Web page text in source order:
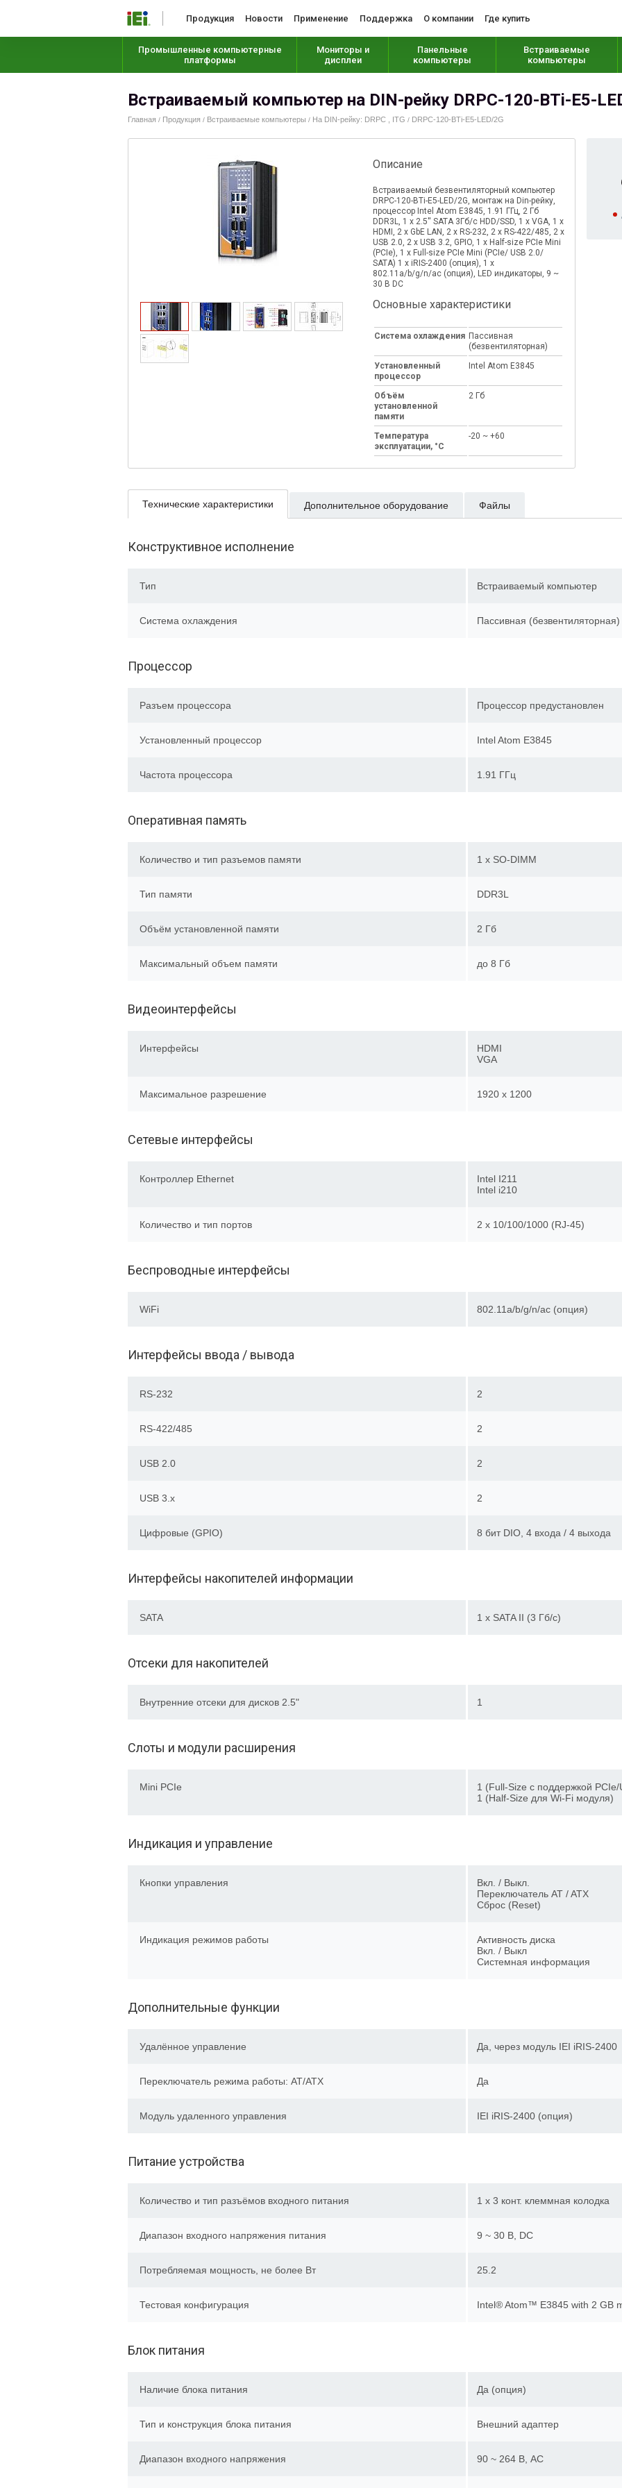
Продукция Новости Применение Поддержка О компании Где купить
Промышленные компьютерные
платформы
Мониторы и
дисплеи
Панельные
компьютеры
Встраиваемые
компьютеры
Встраиваемый компьютер на DIN-рейку DRPC-120-BTi-E5-
Главная / Продукция / Встраиваемые компьютеры / На DIN-рейку: DRPC , ITG / DRPC-120-BTi-E5-LED/2G
Описание
Встраиваемый безвентиляторный компьютер
DRPC-120-BTi-E5-LED/2G, монтаж на Din-рейку,
процессор Intel Atom E3845, 1.91 ГГц, 2 Гб
DDR3L, 1 x 2.5'' SATA 3Гб/с HDD/SSD, 1 х VGA, 1 х
HDMI, 2 x GbE LAN, 2 x RS-232, 2 x RS-422/485, 2 х
USB 2.0, 2 х USB 3.2, GPIO, 1 x Half-size PCIe Mini
(PCIe), 1 x Full-size PCIe Mini (PCIe/ USB 2.0/
SATA) 1 x iRIS-2400 (oпция), 1 x
802.11a/b/g/n/ac (oпция), LED индикаторы, 9 ~
30 В DC
Основные характеристики
Система охлаждения Пассивная
(безвентиляторная)
Установленный
процессор
Intel Atom E3845
Объём
установленной
памяти
2 Гб
Температура
эксплуатации, °C
-20 ~ +60
Технические характеристики Дополнительное оборудование Файлы
Конструктивное исполнение
Тип Встраиваемый компьютер
Система охлаждения Пассивная
Процессор
Разъем процессора Процессор предустановлен
Установленный процессор Intel Atom E3845
Частота процессора 1.91 ГГц
Оперативная память
Количество и тип разъемов памяти 1 x SO-DIMM
Тип памяти DDR3L
Объём установленной памяти 2 Гб
Максимальный объем памяти до 8 Гб
Видеоинтерфейсы
Интерфейсы
HDMI
VGA
Максимальное разрешение 1920 x 1200
Сетевые интерфейсы
Контроллер Ethernet
Intel I211
Intel i210
Количество и тип портов 2 х 10/100/1000 (RJ-45)
Беспроводные интерфейсы
WiFi 802.11a/b/g/n/ac (опция)
Интерфейсы ввода / вывода
RS-232 2
RS-422/485 2
USB 2.0 2
USB 3.x 2
Цифровые (GPIO) 8 бит DIO, 4 входа / 4 выхода
Интерфейсы накопителей информации
SATA 1 x SATA II (3 Гб/с)
Отсеки для накопителей
Внутренние отсеки для дисков 2.5" 1
Слоты и модули расширения
Mini PCIe
1 (Full-Size c поддержкой
1 (Half-Size для Wi-Fi
Индикация и управление
Кнопки управления
Вкл. / Выкл.
Переключатель AT / ATX
Сброс (Reset)
Индикация режимов работы
Активность диска
Вкл. / Выкл
Системная информация
Дополнительные функции
Удалённое управление Да, через модуль IEI iRIS-
Переключатель режима работы: AT/ATX Да
Модуль удаленного управления IEI iRIS-2400 (опция)
Питание устройства
Количество и тип разъёмов входного питания 1 x 3 конт. клеммная колодка
Диапазон входного напряжения питания 9 ~ 30 В, DC
Потребляемая мощность, не более Вт 25.2
Тестовая конфигурация Intel® Atom™ E3845 with 2 GB
Блок питания
Наличие блока питания Да (опция)
Тип и конструкция блока питания Внешний адаптер
Диапазон входного напряжения 90 ~ 264 В, AC